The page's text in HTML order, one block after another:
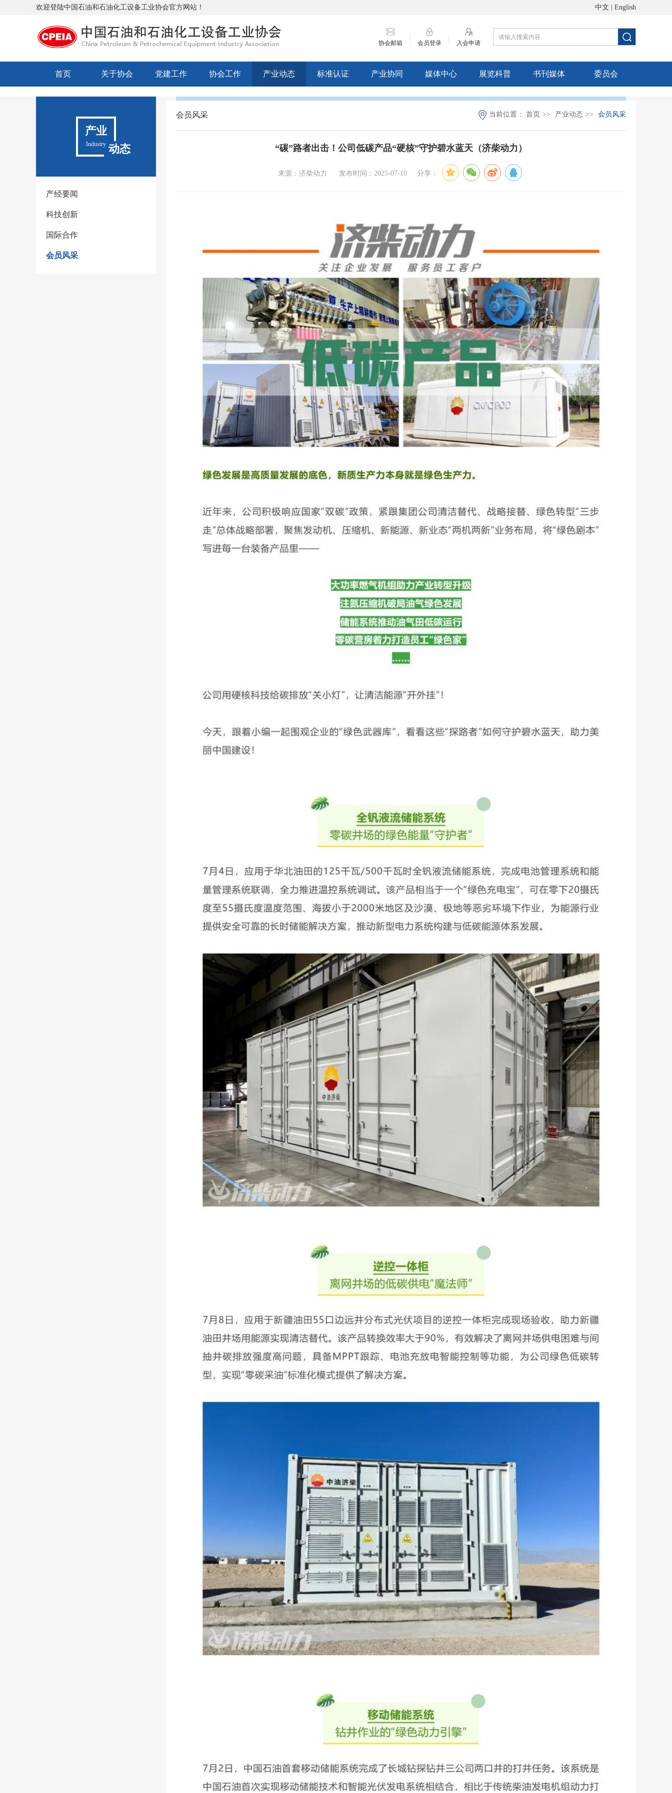
欢迎登陆中国石油和石油化工设备工业协会官方网站！ 中文 English
协会邮箱 会员登录 入会申请
首页 关于协会 党建工作 协会工作 产业动态 标准认证 产业协同 媒体中心 展览科普 书刊媒体 委员会
产业
Industry 动态
产经要闻
科技创新
国际合作
会员风采
会员风采 当前位置： 首页 >> 产业动态 >> 会员风采
“碳”路者出击！公司低碳产品“硬核”守护碧水蓝天（济柴动力）
来源：济柴动力 发布时间：2025-07-10 分享：